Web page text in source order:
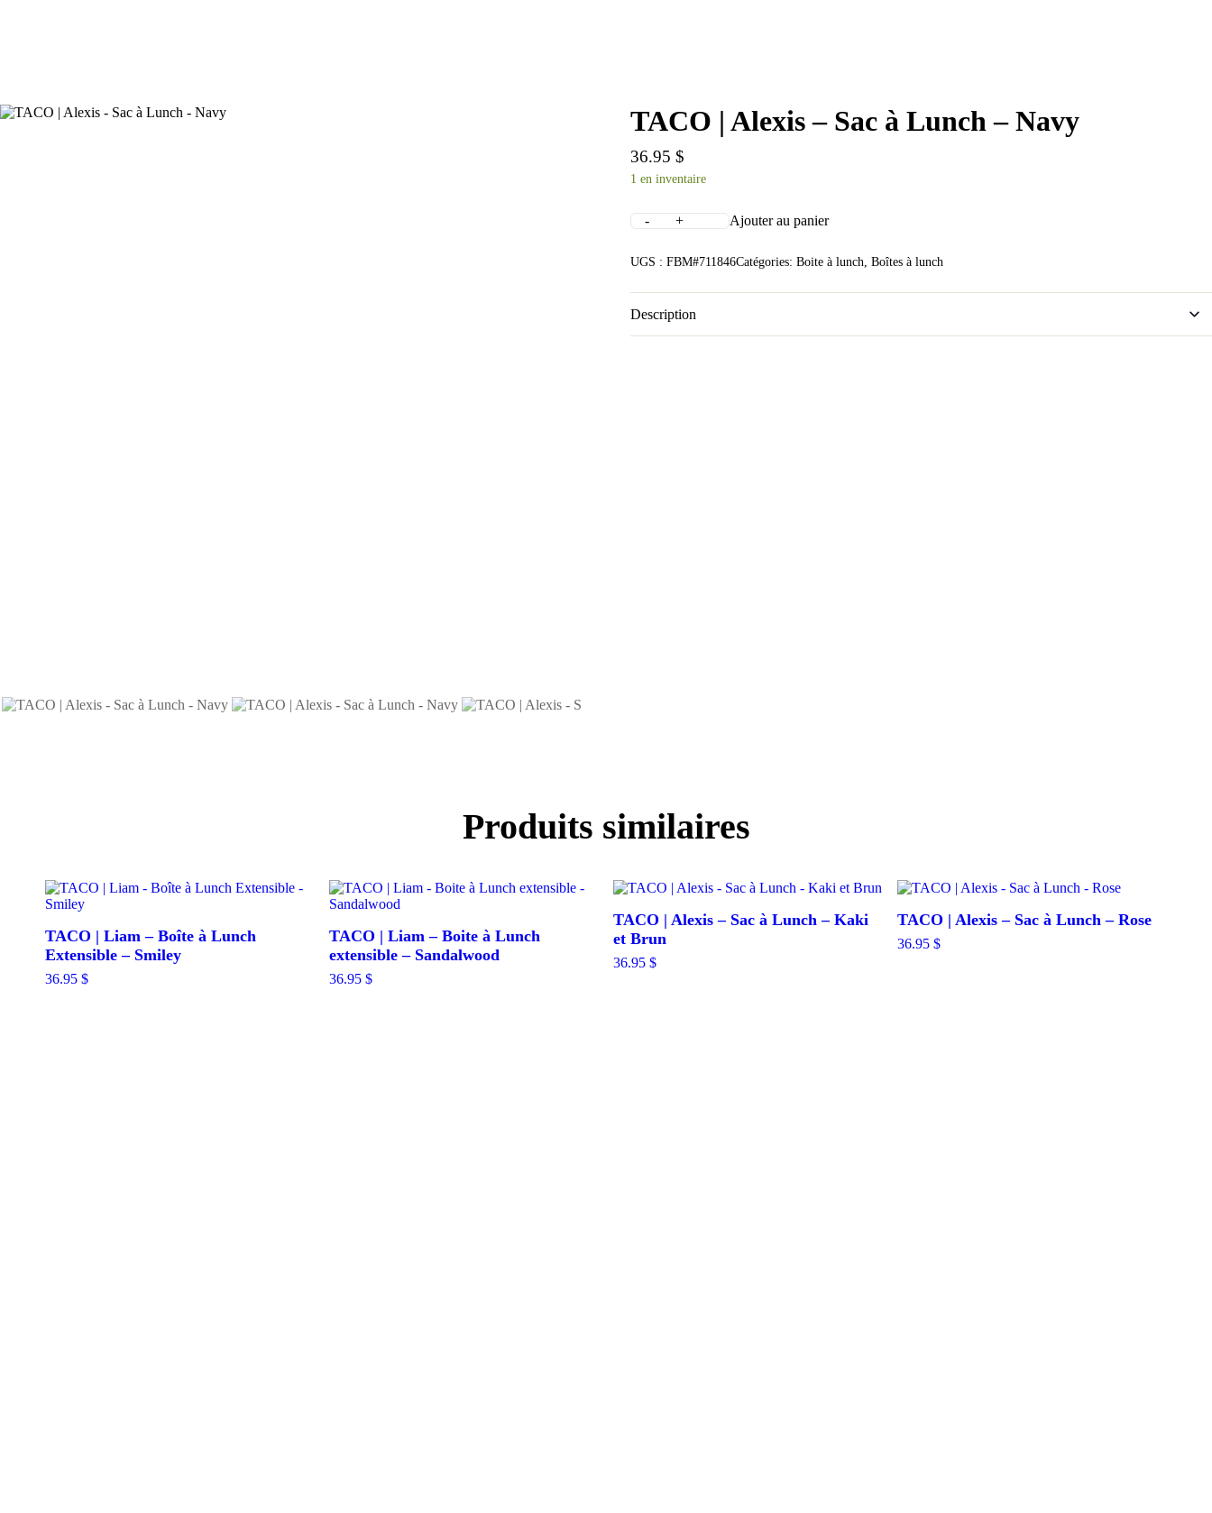
TACO | Alexis – Sac à Lunch – Navy
36.95 $
1 en inventaire
Ajouter au panier
UGS : FBM#711846Catégories: Boite à lunch Boîtes à lunch
Description
Produits similaires
TACO | Liam – Boîte à Lunch
Extensible – Smiley
36.95 $
TACO | Liam – Boite à Lunch
extensible – Sandalwood
36.95 $
TACO | Alexis – Sac à Lunch – Kaki
et Brun
36.95 $
TACO | Alexis – Sac à Lunch – Rose
36.95 $